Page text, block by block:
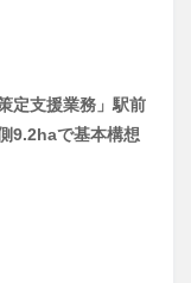
定支援業務」駅前
9.2haで基本構想